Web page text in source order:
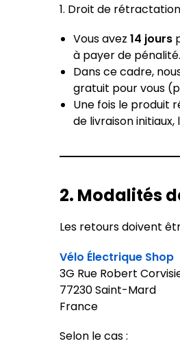
1. Droit de
Vous avez 14 jours
à payer de pénalité.
Dans ce cadre,
gratuit pour vous
Une fois le produit
de livraison
2. Modalités
Les retours doivent
Vélo Électrique Shop
3G Rue Robert
77230 Saint-Mard
France
Selon le cas :